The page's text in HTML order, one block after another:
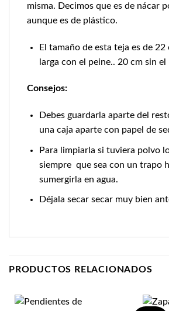
misma. Decimos que es de nácar
aunque es de plástico.
El tamaño de esta teja es de 22
larga con el peine.. 20 cm sin el
Consejos:
Debes guardarla aparte del
una caja aparte con papel de
Para limpiarla si tuviera polvo
siempre que sea con un trapo
sumergirla en agua.
Déjala secar secar muy bien
PRODUCTOS RELACIONADOS